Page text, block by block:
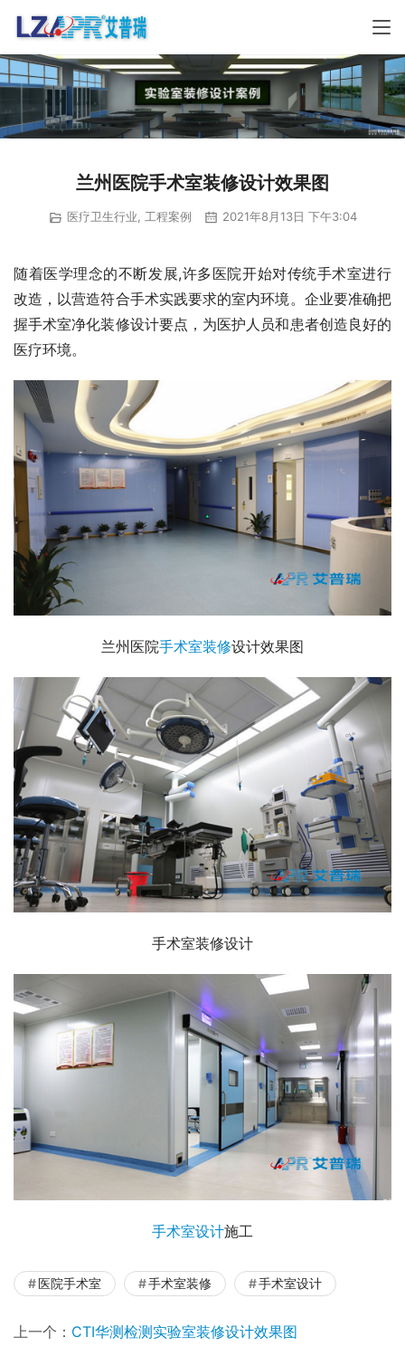
兰州医院手术室装修设计效果图
医疗卫生行业, 工程案例 2021年8月13日 下午3:04
随着医学理念的不断发展,许多医院开始对传统手术室进行
改造，以营造符合手术实践要求的室内环境。企业要准确把
握手术室净化装修设计要点，为医护人员和患者创造良好的
医疗环境。
兰州医院手术室装修设计效果图
手术室装修设计
手术室设计施工
医院手术室 手术室装修 手术室设计
上一个： CTI华测检测实验室装修设计效果图